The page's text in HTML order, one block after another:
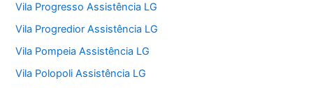
Vila Progresso Assistência LG
Vila Progredior Assistência LG
Vila Pompeia Assistência LG
Vila Polopoli Assistência LG